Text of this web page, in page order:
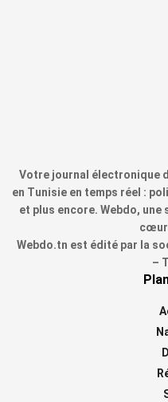
Votre journal électronique
en Tunisie en temps réel :
et plus encore. Webdo,
cœur
Webdo.tn est édité par la
–